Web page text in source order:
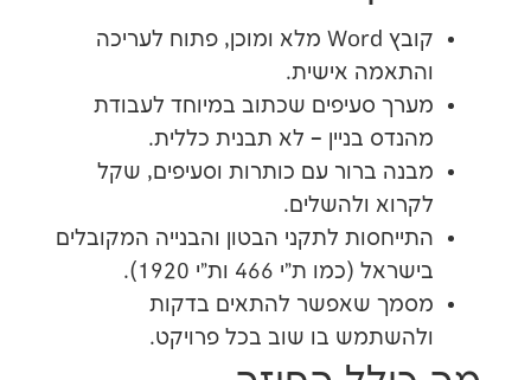
קובץ Word מלא ומוכן, פתוח לעריכה
אישית.
סעיפים שכתוב במיוחד לעבודת
בניין – לא תבנית כללית.
ברור עם כותרות וסעיפים, שקל
ולהשלים.
לתקני הבטון והבנייה המקובלים
(כמו ת"י 466 ות"י 1920).
שאפשר להתאים בדקות
בו שוב בכל פרויקט.